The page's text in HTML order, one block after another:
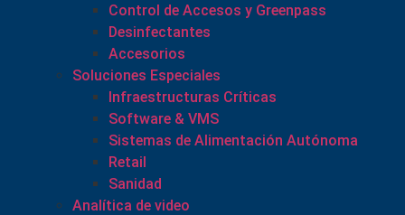
Control de Accesos y Greenpass
Desinfectantes
Accesorios
Soluciones Especiales
Infraestructuras Críticas
Software & VMS
Sistemas de Alimentación Autónoma
Retail
Sanidad
Analítica de video